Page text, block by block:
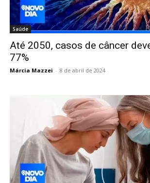
Saúde
Até 2050, casos de câncer
77%
Márcia Mazzei - 8 de abril de 2024